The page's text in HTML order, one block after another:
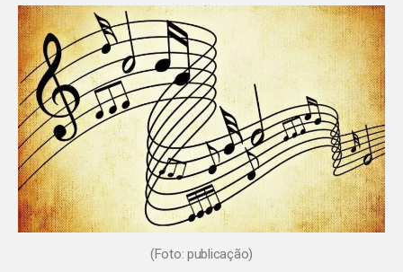
(Foto: publicação)